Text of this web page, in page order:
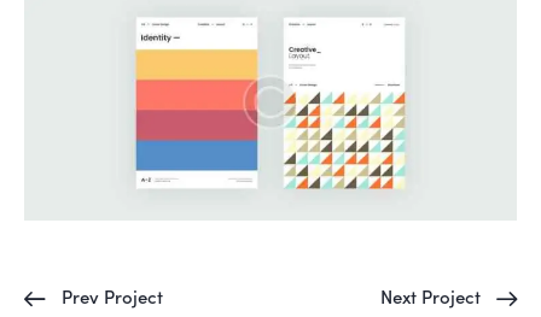
Prev Project Next Project